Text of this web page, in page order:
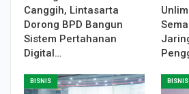
Canggih, Lintasarta
Dorong BPD Bangun
Sistem Pertahanan
Digital…
BISNIS BISNIS